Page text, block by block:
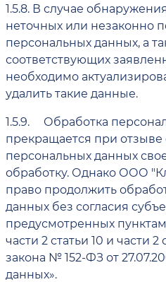
1.5.8. В случае
неточных или незаконно
персональных данных, а
соответствующих
необходимо
удалить такие данные.
1.5.9.
Обработка
прекращается при отзыве
персональных данных
обработку. Однако ООО
право продолжить
данных без согласия
предусмотренных
части 2 статьи 10 и части
закона № 152-ФЗ от
данных».